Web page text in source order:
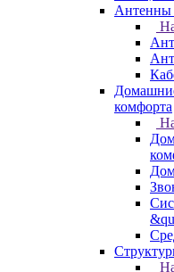
Антенны
комфорта